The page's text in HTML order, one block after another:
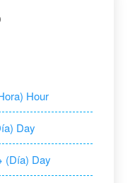
Hour
Day
(Día) Day